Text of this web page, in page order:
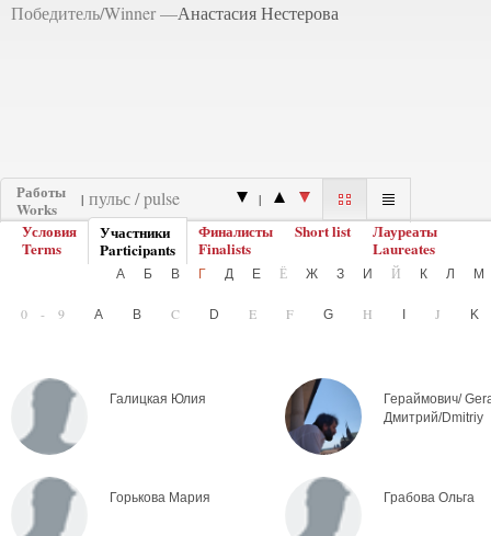
Победитель/Winner —Анастасия Нестерова
Работы
Works
| |
Условия
Terms
Участники
Participants
Финалисты
Finalists
Short list
Лауреаты
Laureates
А Б В Г Д Е Ё Ж З И Й К Л М
0-9 A B C D E F G H J K
Галицкая Юлия
Гераймович/
Дмитрий/Dmitriy
Горькова Мария Грабова Ольга